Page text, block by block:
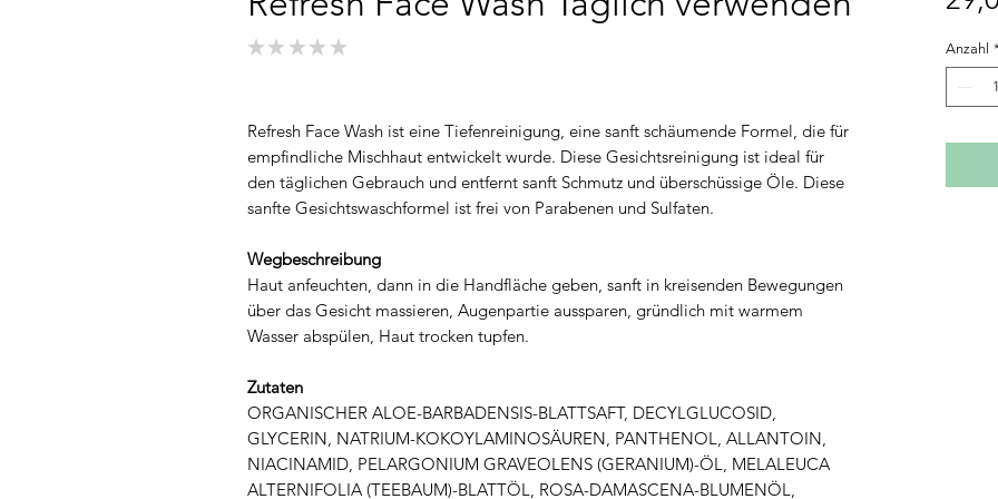
★ ★ ★ ★ ★
Refresh Face Wash ist eine Tiefenreinigung, eine sanft schäumende Formel, die für
empfindliche Mischhaut entwickelt wurde. Diese Gesichtsreinigung ist ideal für
den täglichen Gebrauch und entfernt sanft Schmutz und überschüssige Öle. Diese
sanfte Gesichtswaschformel ist frei von Parabenen und Sulfaten.
Wegbeschreibung
Haut anfeuchten, dann in die Handfläche geben, sanft in kreisenden Bewegungen
über das Gesicht massieren, Augenpartie aussparen, gründlich mit warmem
Wasser abspülen, Haut trocken tupfen.
Zutaten
ORGANISCHER ALOE-BARBADENSIS-BLATTSAFT, DECYLGLUCOSID,
GLYCERIN, NATRIUM-KOKOYLAMINOSÄUREN, PANTHENOL, ALLANTOIN,
NIACINAMID, PELARGONIUM GRAVEOLENS (GERANIUM)-ÖL, MELALEUCA
ALTERNIFOLIA (TEEBAUM)-BLATTÖL, ROSA-DAMASCENA-BLUMENÖL,
Anzahl *